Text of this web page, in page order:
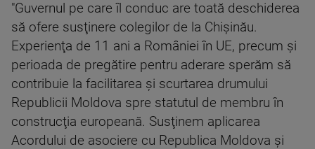
"Guvernul pe care îl conduc are toată deschiderea
să ofere susţinere colegilor de la Chişinău.
Experienţa de 11 ani a României în UE, precum şi
perioada de pregătire pentru aderare sperăm să
contribuie la facilitarea şi scurtarea drumului
Republicii Moldova spre statutul de membru în
construcţia europeană. Susţinem aplicarea
Acordului de asociere cu Republica Moldova şi